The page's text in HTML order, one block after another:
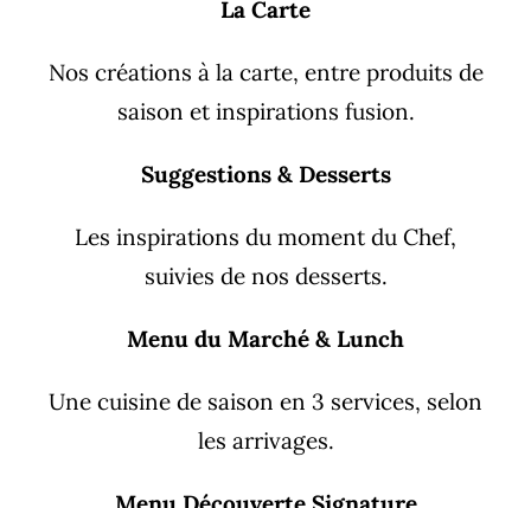
La Carte
Nos créations à la carte, entre produits de
saison et inspirations fusion.
Suggestions & Desserts
Les inspirations du moment du Chef,
suivies de nos desserts.
Menu du Marché & Lunch
Une cuisine de saison en 3 services, selon
les arrivages.